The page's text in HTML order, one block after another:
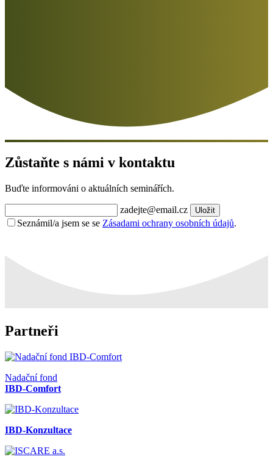
Zůstaňte s námi v kontaktu
Buďte informováni o aktuálních seminářích.
zadejte@email.cz Uložit
Seznámil/a jsem se se Zásadami ochrany osobních údajů.
Partneři
Nadační fond
IBD-Comfort
IBD-Konzultace